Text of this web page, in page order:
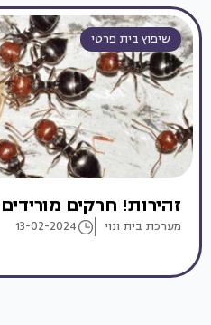
שיפוץ בית פרטי
זהירות! חרקים
מערכת בית ונוי 13-02-2024